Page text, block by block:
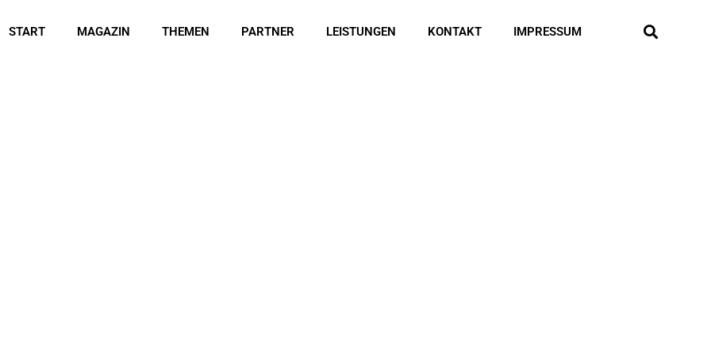
START MAGAZIN THEMEN PARTNER LEISTUNGEN KONTAKT IMPRESSUM